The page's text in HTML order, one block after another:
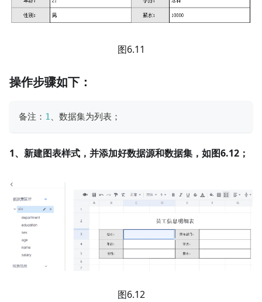
图6.11
操作步骤如下：
备注： 1、数据集为列表；
1、新建图表样式，并添加好数据源和数据集，如图6.12；
图6.12